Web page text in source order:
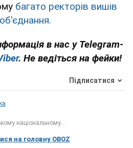
багато ректорів вишів
в нас у Telegram-
. Не ведіться на фейки!
Підписатися
національному...
на головну OBOZ